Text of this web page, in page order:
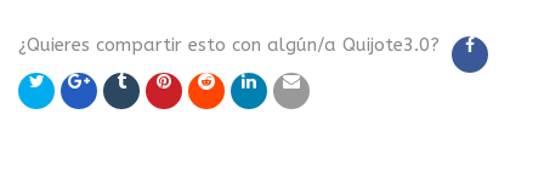
¿Quieres compartir esto con algún/a Quijote3.0?